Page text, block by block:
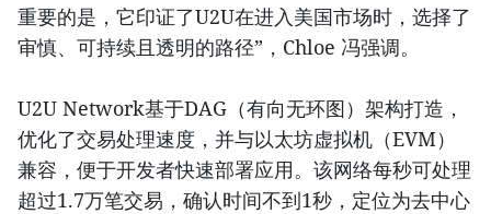
重要的是，它印证了U2U在进入美国市场时，选择了
审慎、可持续且透明的路径”，Chloe 冯强调。
U2U Network基于DAG（有向无环图）架构打造，
优化了交易处理速度，并与以太坊虚拟机（EVM）
兼容，便于开发者快速部署应用。该网络每秒可处理
超过1.7万笔交易，确认时间不到1秒，定位为去中心